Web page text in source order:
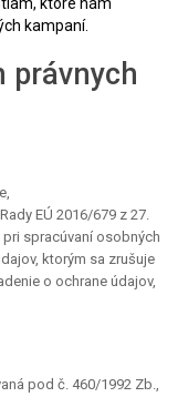
kampaní.
právnych
EÚ 2016/679 z 27.
spracúvaní osobných
ktorým sa zrušuje
o ochrane údajov,
pod č. 460/1992 Zb.,